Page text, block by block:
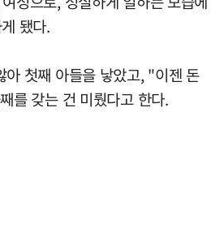
됐다.
아 첫째 아들을 낳았고, "이젠 돈
를 갖는 건 미뤘다고 한다.